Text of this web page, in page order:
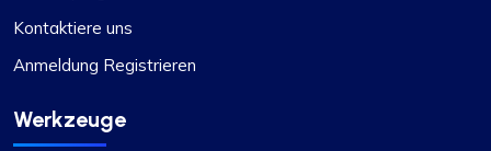
ProxyCompass ist unübertroffen. Ich kann je
nach Projektanforderungen problemlos zwischen
statischen und rotierenden Proxys wechseln,
was es zu einem unschätzbaren Werkzeug für
meine Web-Scraping-Aufgaben macht.
Kontaktiere uns
Anmeldung Registrieren
Werkzeuge